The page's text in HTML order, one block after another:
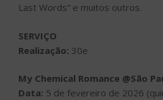
Last Words” e muitos outros.
SERVIÇO
Realização: 30e
My Chemical Romance @São
Data: 5 de fevereiro de 2026